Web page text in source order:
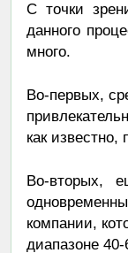
С точки
данного
много.
Во-первых,
как известно,
Во-вторых,
компании,
диапазоне